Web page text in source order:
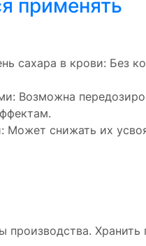
применять
сахара в крови: Без
Возможна
снижать их
производства.